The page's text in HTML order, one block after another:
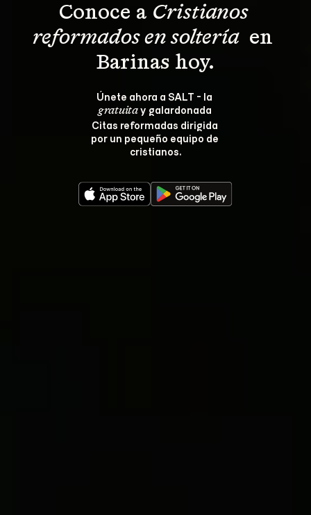
Conoce a Cristianos
reformados en soltería en
Barinas hoy.
Únete ahora a SALT - la
gratuita y galardonada
Citas reformadas dirigida
por un pequeño equipo de
cristianos.